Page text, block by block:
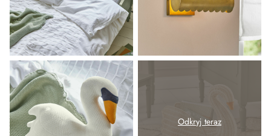
Odkryj teraz